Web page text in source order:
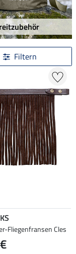
Filtern
Fliegenfransen Cles